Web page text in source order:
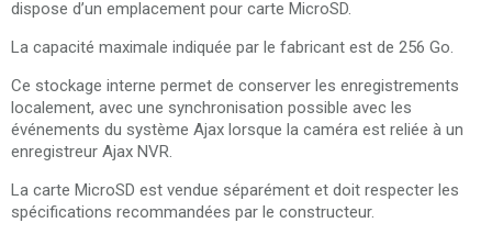
dispose d’un emplacement pour carte MicroSD.
La capacité maximale indiquée par le fabricant est de 256 Go.
Ce stockage interne permet de conserver les enregistrements
localement, avec une synchronisation possible avec les
événements du système Ajax lorsque la caméra est reliée à un
enregistreur Ajax NVR.
La carte MicroSD est vendue séparément et doit respecter les
spécifications recommandées par le constructeur.